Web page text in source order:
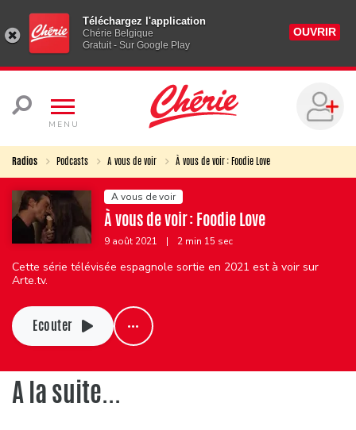
Téléchargez l'application
Chérie Belgique
Gratuit - Sur Google Play
OUVRIR
MENU
Radios Podcasts A vous de voir À vous de voir : Foodie Love
A vous de voir
À vous de voir : Foodie Love
9 août 2021 | 2 min 15 sec
Cette série télévisée espagnole sortie en 2021 est à voir sur
Arte.tv.
Ecouter
A la suite...